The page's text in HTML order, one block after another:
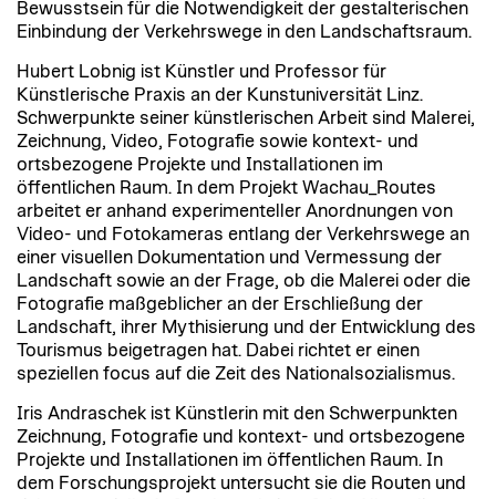
Bewusstsein für die Notwendigkeit der gestalterischen
Einbindung der Verkehrswege in den Landschaftsraum.
Hubert Lobnig ist Künstler und Professor für
Künstlerische Praxis an der Kunstuniversität Linz.
Schwerpunkte seiner künstlerischen Arbeit sind Malerei,
Zeichnung, Video, Fotografie sowie kontext- und
ortsbezogene Projekte und Installationen im
öffentlichen Raum. In dem Projekt Wachau_Routes
arbeitet er anhand experimenteller Anordnungen von
Video- und Fotokameras entlang der Verkehrswege an
einer visuellen Dokumentation und Vermessung der
Landschaft sowie an der Frage, ob die Malerei oder die
Fotografie maßgeblicher an der Erschließung der
Landschaft, ihrer Mythisierung und der Entwicklung des
Tourismus beigetragen hat. Dabei richtet er einen
speziellen focus auf die Zeit des Nationalsozialismus.
Iris Andraschek ist Künstlerin mit den Schwerpunkten
Zeichnung, Fotografie und kontext- und ortsbezogene
Projekte und Installationen im öffentlichen Raum. In
dem Forschungsprojekt untersucht sie die Routen und